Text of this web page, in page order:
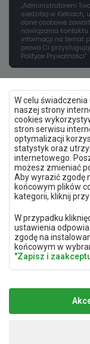
W celu
naszej strony
cookies
stron serwisu
optymalizacji
statystyk oraz
internetowego.
możesz zmieniać
Aby wyrazić zgodę
końcowym plików
kategorii, kliknij
W przypadku
ustawienia
zgodę na
końcowym w
"Zapisz i
osobowe,
interes
o.) lub podmiotów
jakości usług
danych
„Administratorem
siedzibą w Kielcach,
dane osobowe
nawiązania kontaktu
informacji na temat
prawa Ci
Polityce Prywatności”
ABC TRACK
25-561 Kielce